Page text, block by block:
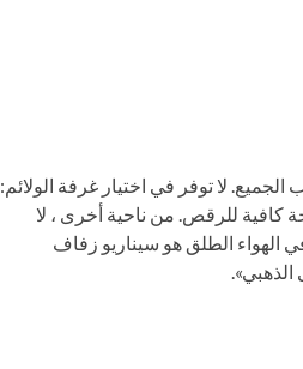
لا توفر في اختيار غرفة الولائم:
كافية للرقص. من ناحية أخرى ، لا
الهواء الطلق هو سيناريو زفاف